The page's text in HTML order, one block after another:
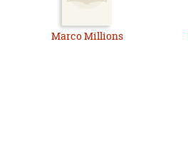
Marco Millions